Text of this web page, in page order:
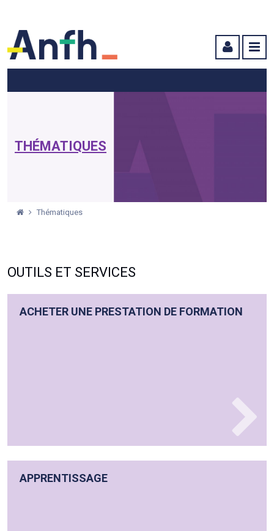
THÉMATIQUES
Thématiques
OUTILS ET SERVICES
ACHETER UNE PRESTATION DE FORMATION
APPRENTISSAGE